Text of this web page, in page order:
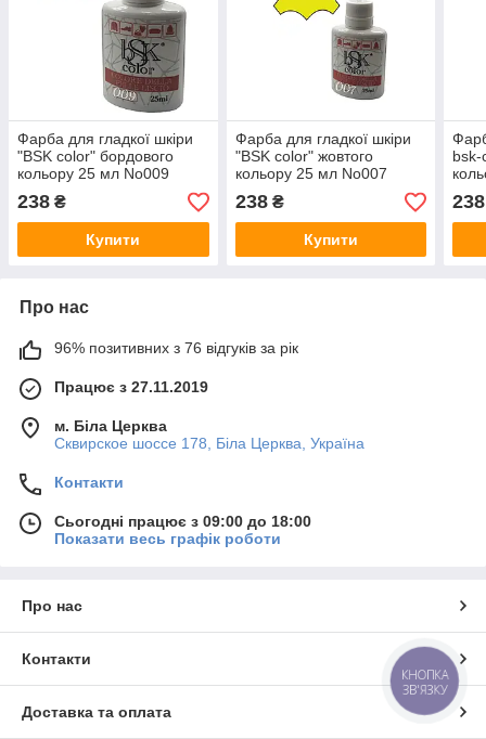
Фарба для гладкої шкіри
"BSK color" бордового
кольору 25 мл No009
238 ₴
Купити
Фарба для гладкої шкіри
"BSK color" жовтого
кольору 25 мл No007
238₴
Купити
bsk-
238
Про нас
96% позитивних з 76 відгуків за рік
Працює з 27.11.2019
м. Біла Церква
Сквирское шоссе 178, Біла Церква, Україна
Контакти
Сьогодні працює з 09:00 до 18:00
Показати весь графік роботи
Про нас
Контакти
Доставка та оплата
КНОПКА
ЗВ'ЯЗКУ